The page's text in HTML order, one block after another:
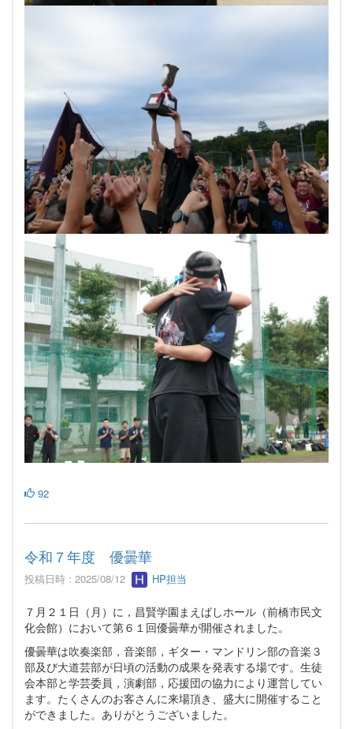
92
令和７年度 優曇華
投稿日時 : 2025/08/12 HP担当
７月２１日（月）に，昌賢学園まえばしホール（前橋市民文
化会館）において第６１回優曇華が開催されました。
優曇華は吹奏楽部，音楽部，ギター・マンドリン部の音楽３
部及び大道芸部が日頃の活動の成果を発表する場です。生徒
会本部と学芸委員，演劇部，応援団の協力により運営してい
ます。たくさんのお客さんに来場頂き、盛大に開催すること
ができました。ありがとうございました。